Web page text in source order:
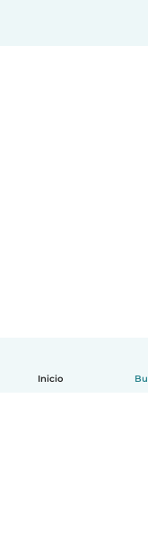
Inicio